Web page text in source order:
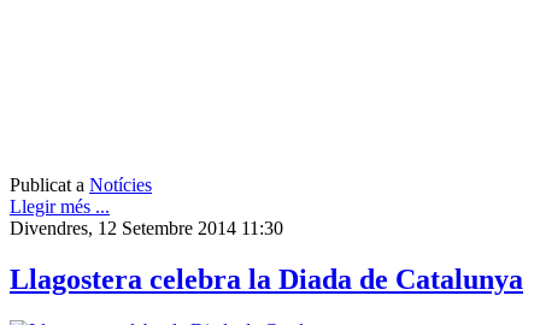
Publicat a Notícies
Llegir més ...
Divendres, 12 Setembre 2014 11:30
Llagostera celebra la Diada de Catalunya